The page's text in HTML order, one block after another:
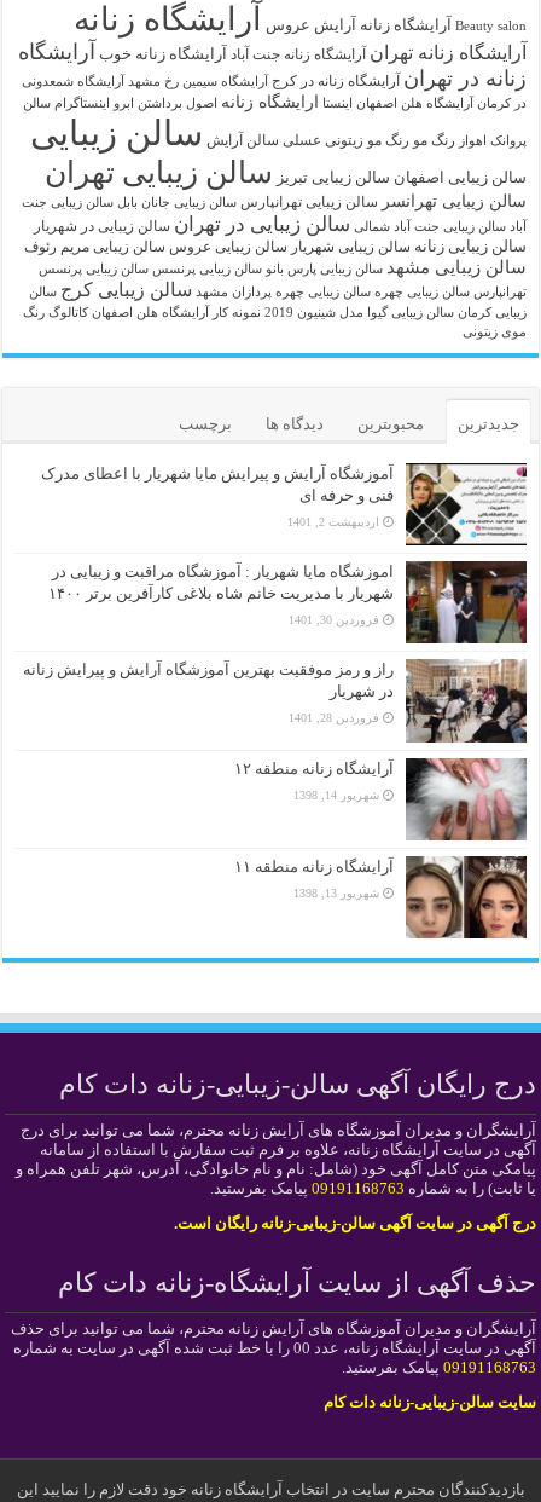
Beauty salon آرايشگاه زنانه آرایش عروس آرایشگاه زنانه
آرایشگاه زنانه تهران آرایشگاه زنانه جنت آباد آرایشگاه زنانه خوب آرایشگاه
زنانه در تهران آرایشگاه زنانه در کرج آرایشگاه سیمین رخ مشهد
آرایشگاه شمعدونی
در کرمان آرایشگاه هلن اصفهان اینستا ارایشگاه زنانه اصول برداشتن ابرو اینستاگرام سالن
پروانک اهواز رنگ مو رنگ مو زیتونی عسلی سالن آرایش سالن زیبایی
سالن زیبایی اصفهان سالن زیبایی تبریز سالن زیبایی تهران
سالن زیبایی تهرانسر سالن زیبایی تهرانپارس سالن زیبایی جانان بابل سالن زیبایی جنت
آباد سالن زیبایی جنت آباد شمالی سالن زیبایی در تهران سالن زیبایی در شهریار
سالن زیبایی زنانه سالن زیبایی شهریار سالن زیبایی عروس سالن زیبایی مریم رئوف
سالن زیبایی مشهد سالن زیبایی پارس بانو سالن زیبایی پرنسس سالن زیبایی پرنسس
تهرانپارس سالن زیبایی چهره سالن زیبایی چهره پردازان مشهد سالن زیبایی کرج سالن
زیبایی کرمان سالن زیبایی گیوا مدل شینیون 2019 نمونه کار آرایشگاه هلن اصفهان کاتالوگ رنگ
موی زیتونی
جدیدترین محبوبترین دیدگاه ها برچسب
آموزشگاه آرایش و پیرایش مایا شهریار با اعطای مدرک
فنی و حرفه ای
اردیبهشت 2, 1401
اموزشگاه مایا شهریار : آموزشگاه مراقبت و زیبایی در
شهریار با مدیریت خانم شاه بلاغی کارآفرین برتر ۱۴۰۰
فروردین 30, 1401
راز و رمز موفقیت بهترین آموزشگاه آرایش و پیرایش زنانه
در شهریار
فروردین 28, 1401
آرایشگاه زنانه منطقه ۱۲
شهریور 14, 1398
آرایشگاه زنانه منطقه ۱۱
شهریور 13, 1398
درج رایگان آگهی سالن-زیبایی-زنانه دات کام
آرایشگران و مدیران آموزشگاه های آرایش زنانه محترم، شما می توانید برای درج
آگهی در سایت آرایشگاه زنانه، علاوه بر فرم ثبت سفارش با استفاده از سامانه
پیامکی متن کامل آگهی خود (شامل: نام و نام خانوادگی، آدرس، شهر تلفن همراه و
یا ثابت) را به شماره 09191168763 پیامک بفرستید.
درج آگهی در سایت آگهی سالن-زیبایی-زنانه رایگان است.
حذف آگهی از سایت آرایشگاه-زنانه دات کام
آرایشگران و مدیران آموزشگاه های آرایش زنانه محترم، شما می توانید برای حذف
آگهی در سایت آرایشگاه زنانه، عدد 00 را با خط ثبت شده آگهی در سایت به شماره
09191168763 پیامک بفرستید.
سایت سالن-زیبایی-زنانه دات کام
بازدیدکنندگان محترم سایت در انتخاب آرایشگاه زنانه خود دقت لازم را نمایید این